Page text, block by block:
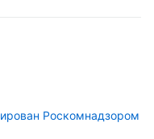
Роскомнадзором